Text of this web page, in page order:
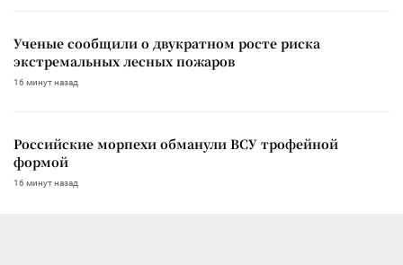
Ученые сообщили о двукратном росте риска
экстремальных лесных пожаров
16 минут назад
Российские морпехи обманули ВСУ трофейной
формой
16 минут назад